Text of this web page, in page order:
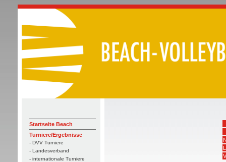
Startseite Beach
Turniere/Ergebnisse
- DVV Turniere
- Landesverband
- internationale Turniere